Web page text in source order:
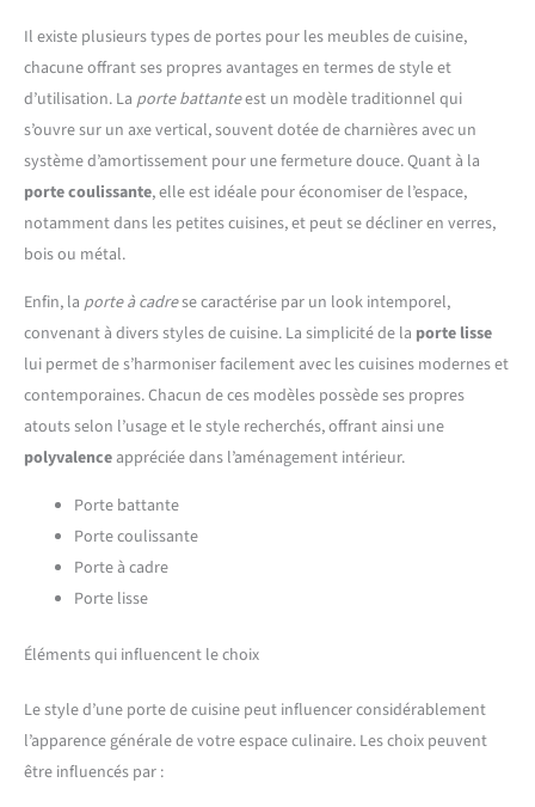
Il existe plusieurs types de portes pour les meubles de cuisine,
chacune offrant ses propres avantages en termes de style et
d’utilisation. La porte battanteest un modèle traditionnel qui
s’ouvre sur un axe vertical, souvent dotée de charnières avec un
système d’amortissement pour une fermeture douce. Quant à la
porte coulissante, elle est idéale pour économiser de l’espace,
notamment dans les petites cuisines, et peut se décliner en verres,
bois ou métal.
Enfin, la porte à cadrese caractérise par un look intemporel,
convenant à divers styles de cuisine. La simplicité de la porte lisse
lui permet de s’harmoniser facilement avec les cuisines modernes et
contemporaines. Chacun de ces modèles possède ses propres
atouts selon l’usage et le style recherchés, offrant ainsi une
polyvalenceappréciée dans l’aménagement intérieur.
Porte battante
Porte coulissante
Porte à cadre
Porte lisse
Éléments qui influencent le choix
Le style d’une porte de cuisine peut influencer considérablement
l’apparence générale de votre espace culinaire. Les choix peuvent
être influencés par :